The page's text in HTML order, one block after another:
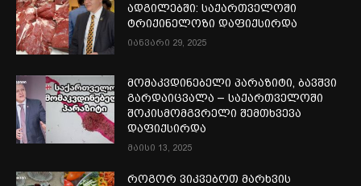
ადგილებში: საქართველოში
ტრიქინელოზი დაფიქსირდა
იანვარი 29, 2025
მომაკვდინებელი პარაზიტი, ბავშვი
გარდაიცვალა – საქართველოში
შოკისმომგვრელი შემთხვევა
დაფიქსირდა
მაისი 13, 2025
როგორ ვიკვებოთ მარხვის